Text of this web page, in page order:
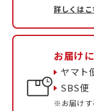
詳しくはこ
お届け
ヤマ
SBS
※お届けす